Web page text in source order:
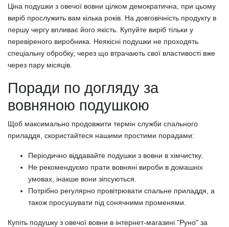
Ціна подушки з овечої вовни цілком демократична, при цьому
виріб прослужить вам кілька років. На довговічність продукту в
першу чергу впливає його якість. Купуйте виріб тільки у
перевіреного виробника. Неякісні подушки не проходять
спеціальну обробку, через що втрачають свої властивості вже
через пару місяців.
Поради по догляду за
вовняною подушкою
Щоб максимально продовжити термін служби спального
приладдя, скористайтеся нашими простими порадами:
Періодично віддавайте подушки з вовни в хімчистку.
Не рекомендуємо прати вовняні вироби в домашніх
умовах, інакше вони зіпсуються.
Потрібно регулярно провітрювати спальне приладдя, а
також просушувати під сонячними променями.
Купіть подушку з овечої вовни в інтернет-магазині "Руно" за